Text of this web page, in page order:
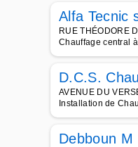
Alfa Tecnic
RUE THÉODORE
Chauffage central
D.C.S.
AVENUE DU
Installation de
Debboun M